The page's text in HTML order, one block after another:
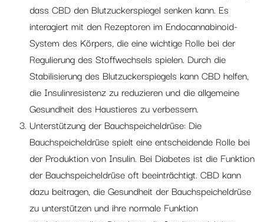
dass CBD den Blutzuckerspiegel senken kann. Es
interagiert mit den Rezeptoren im Endocannabinoid-
System des Körpers, die eine wichtige Rolle bei der
Regulierung des Stoffwechsels spielen. Durch die
Stabilisierung des Blutzuckerspiegels kann CBD helfen,
die Insulinresistenz zu reduzieren und die allgemeine
Gesundheit des Haustieres zu verbessern.
Unterstützung der Bauchspeicheldrüse: Die
Bauchspeicheldrüse spielt eine entscheidende Rolle bei
der Produktion von Insulin. Bei Diabetes ist die Funktion
der Bauchspeicheldrüse oft beeinträchtigt. CBD kann
dazu beitragen, die Gesundheit der Bauchspeicheldrüse
zu unterstützen und ihre normale Funktion